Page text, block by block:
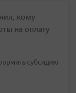
кому
на оплату
субсидию